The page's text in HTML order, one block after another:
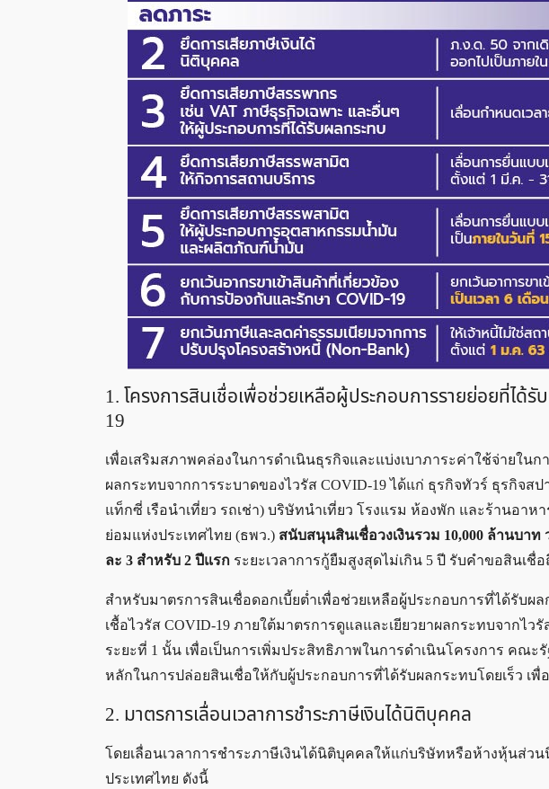
1. โครงการสินเชื่อเพื่อช่วยเหลือผู้ประกอบการรายย่อยที่ได้
19
เพื่อเสริมสภาพคล่องในการดำเนินธุรกิจและแบ่งเบาภาระค่าใช้จ่ายใน
ผลกระทบจากการระบาดของไวรัส COVID-19 ได้แก่ ธุรกิจทัวร์ ธุรกิจส
แท็กซี่ เรือนำเที่ยว รถเช่า) บริษัทนำเที่ยว โรงแรม ห้องพัก และร้านอ
ย่อมแห่งประเทศไทย (ธพว.) สนับสนุนสินเชื่อวงเงินรวม 10,000 ล้านบาท
ละ 3 สำหรับ 2 ปีแรก ระยะเวลาการกู้ยืมสูงสุดไม่เกิน 5 ปี รับคำขอสินเชื่
สำหรับมาตรการสินเชื่อดอกเบี้ยต่ำเพื่อช่วยเหลือผู้ประกอบการที่ได้รับผ
เชื้อไวรัส COVID-19 ภายใต้มาตรการดูแลและเยียวยาผลกระทบจากไว
ระยะที่ 1 นั้น เพื่อเป็นการเพิ่มประสิทธิภาพในการดำเนินโครงการ คณ
หลักในการปล่อยสินเชื่อให้กับผู้ประกอบการที่ได้รับผลกระทบโดยเร็ว เ
2. มาตรการเลื่อนเวลาการชำระภาษีเงินได้นิติบุคคล
โดยเลื่อนเวลาการชำระภาษีเงินได้นิติบุคคลให้แก่บริษัทหรือห้างหุ้นส่
ประเทศไทย ดังนี้